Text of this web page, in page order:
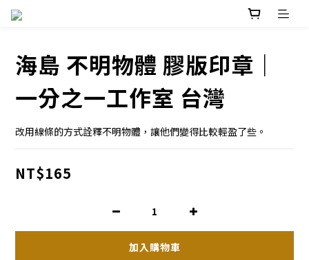
海島 不明物體 膠版印章｜
一分之一工作室 台灣
改用線條的方式詮釋不明物體，讓他們變得比較輕盈了些。
NT$165
加入購物車